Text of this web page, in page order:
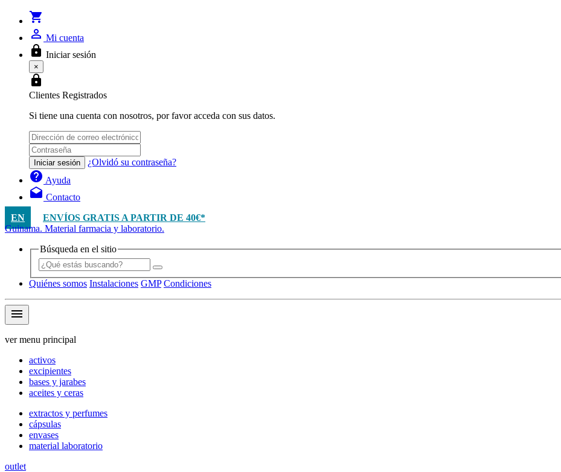
shopping_cart
person_outline Mi cuenta
lock Iniciar sesión
×
lock
Clientes Registrados
Si tiene una cuenta con nosotros, por favor acceda con sus datos.
Iniciar sesión ¿Olvidó su contraseña?
help Ayuda
drafts Contacto
EN
ENVÍOS GRATIS A PARTIR DE 40€*
Guinama. Material farmacia y laboratorio.
Búsqueda en el sitio
Quiénes somos Instalaciones GMP Condiciones
menu
ver menu principal
activos
excipientes
bases y jarabes
aceites y ceras
extractos y perfumes
cápsulas
envases
material laboratorio
outlet